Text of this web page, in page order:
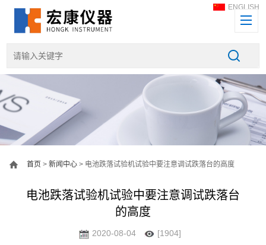
ENGLISH
首页 >新闻中心 > 电池跌落试验机试验中要注意调试跌落台的高度
电池跌落试验机试验中要注意调试跌落台
的高度
2020-08-04 [1904]